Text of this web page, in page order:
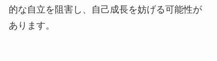
的な自立を阻害し、自己成長を妨げる可能性が
あります。